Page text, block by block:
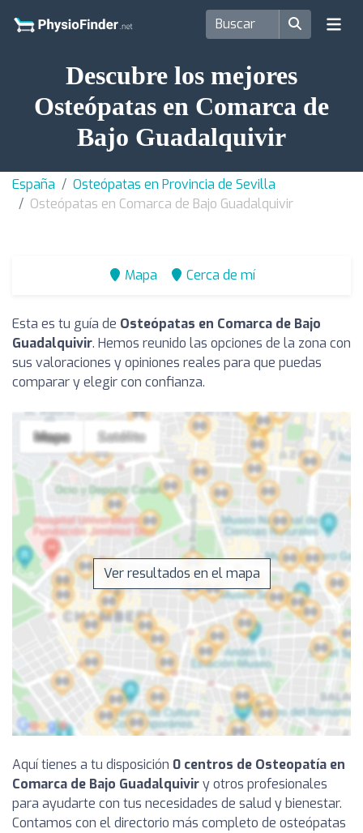
Descubre los mejores
Osteópatas en Comarca de
Bajo Guadalquivir
España
Osteópatas en Provincia de Sevilla
Osteópatas en Comarca de Bajo Guadalquivir
Mapa Cerca de mí
Esta es tu guía de Osteópatas en Comarca de Bajo
Guadalquivir. Hemos reunido las opciones de la zona con
sus valoraciones y opiniones reales para que puedas
comparar y elegir con confianza.
Ver resultados en el mapa
Aquí tienes a tu disposición 0 centros de Osteopatía en
Comarca de Bajo Guadalquiviry otros profesionales
para ayudarte con tus necesidades de salud y bienestar.
Contamos con el directorio más completo de osteópatas